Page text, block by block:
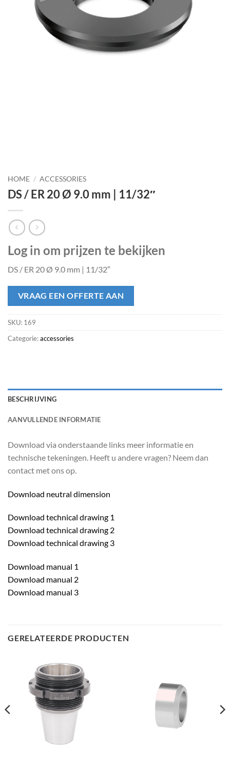
HOME / ACCESSORIES
DS / ER 20 Ø 9.0 mm | 11/32″
Log in om prijzen te bekijken
DS / ER 20 Ø 9.0 mm | 11/32″
VRAAG EEN OFFERTE AAN
SKU: 169
Categorie:accessories
BESCHRIJVING
AANVULLENDE INFORMATIE
Download via onderstaande links meer informatie en
technische tekeningen. Heeft u andere vragen? Neem dan
contact met ons op.
Download neutral dimension
Download technical drawing 1
Download technical drawing 2
Download technical drawing 3
Download manual 1
Download manual 2
Download manual 3
GERELATEERDE PRODUCTEN